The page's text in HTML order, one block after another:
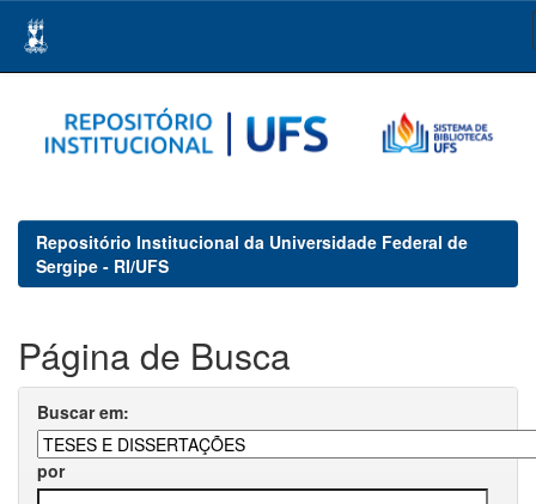
navigation
Repositório Institucional da Universidade Federal de
Sergipe - RI/UFS
Página de Busca
Buscar em:
por